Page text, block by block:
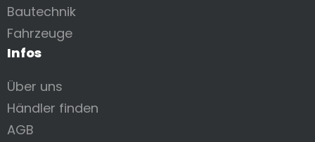
Bautechnik
Fahrzeuge
Infos
Über uns
Händler finden
AGB